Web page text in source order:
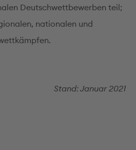
Deutschwettbewerben teil;
nationalen und
Stand: Januar 2021